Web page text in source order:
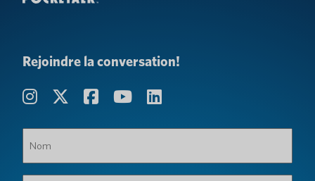
Rejoindre la conversation!
(Obligatoire)